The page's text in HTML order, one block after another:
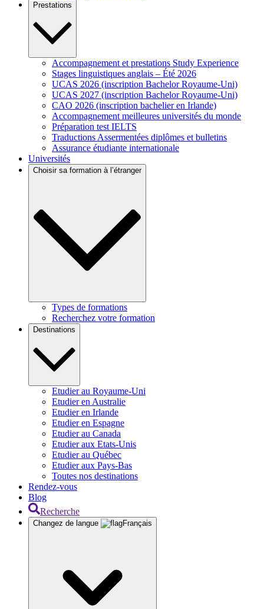
Prestations
Accompagnement et prestations Study Experience
Stages linguistiques anglais – Été 2026
UCAS 2026 (inscription Bachelor Royaume-Uni)
UCAS 2027 (inscription Bachelor Royaume-Uni)
CAO 2026 (inscription bachelier en Irlande)
Accompagnement meilleures universités du monde
Préparation test IELTS
Traductions Assermentées diplômes et bulletins
Assurance étudiante internationale
Universités
Choisir sa formation à l’étranger
Types de formations
Recherchez votre formation
Destinations
Etudier au Royaume-Uni
Etudier en Australie
Etudier en Irlande
Etudier en Espagne
Etudier au Canada
Etudier aux Etats-Unis
Etudier au Québec
Etudier aux Pays-Bas
Toutes nos destinations
Rendez-vous
Blog
Recherche
Changez de langue Français